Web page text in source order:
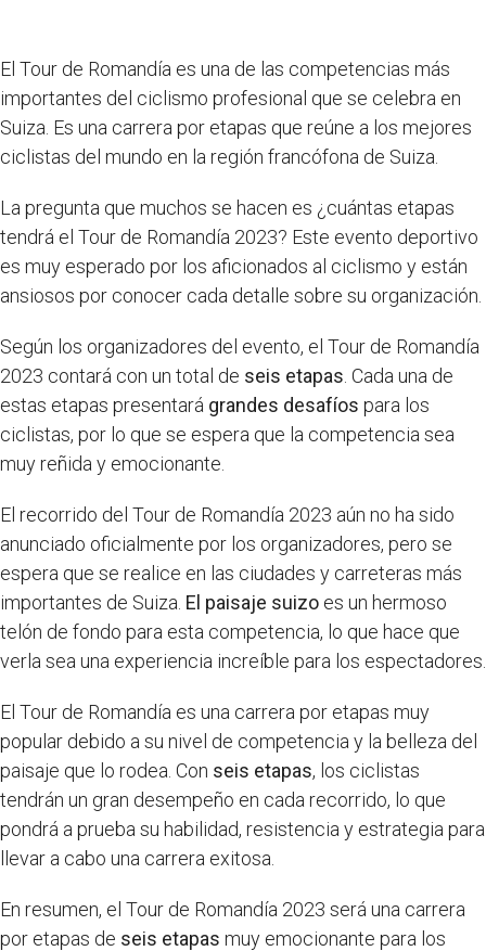
El Tour de Romandía es una de las competencias más
importantes del ciclismo profesional que se celebra en
Suiza. Es una carrera por etapas que reúne a los mejores
ciclistas del mundo en la región francófona de Suiza.
La pregunta que muchos se hacen es ¿cuántas etapas
tendrá el Tour de Romandía 2023? Este evento deportivo
es muy esperado por los aficionados al ciclismo y están
ansiosos por conocer cada detalle sobre su organización.
Según los organizadores del evento, el Tour de Romandía
2023 contará con un total de seis etapas . Cada una de
estas etapas presentará grandes desafíos para los
ciclistas, por lo que se espera que la competencia sea
muy reñida y emocionante.
El recorrido del Tour de Romandía 2023 aún no ha sido
anunciado oficialmente por los organizadores, pero se
espera que se realice en las ciudades y carreteras más
importantes de Suiza. El paisaje suizo es un hermoso
telón de fondo para esta competencia, lo que hace que
verla sea una experiencia increíble para los espectadores.
El Tour de Romandía es una carrera por etapas muy
popular debido a su nivel de competencia y la belleza del
paisaje que lo rodea. Con seis etapas, los ciclistas
tendrán un gran desempeño en cada recorrido, lo que
pondrá a prueba su habilidad, resistencia y estrategia para
llevar a cabo una carrera exitosa.
En resumen, el Tour de Romandía 2023 será una carrera
por etapas de seis etapas muy emocionante para los